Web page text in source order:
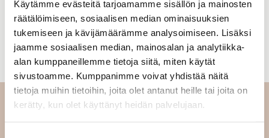
Käytämme evästeitä tarjoamamme sisällön ja mainosten
räätälöimiseen, sosiaalisen median ominaisuuksien
tukemiseen ja kävijämäärämme analysoimiseen. Lisäksi
jaamme sosiaalisen median, mainosalan ja analytiikka-
alan kumppaneillemme tietoja siitä, miten käytät
sivustoamme. Kumppanimme voivat yhdistää näitä
tietoja muihin tietoihin, joita olet antanut heille tai joita on
kerätty, kun olet käyttänyt heidän palvelujaan.
98,00
Näytä tuote